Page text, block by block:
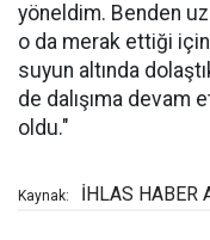
yöneldim. Benden
o da merak ettiği
suyun altında
de dalışıma devam
oldu."
Kaynak: İHLAS HABER